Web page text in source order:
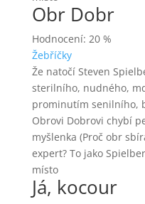
Obr Dobr
Hodnocení: 20 %
Žebříčky
Že natočí Steven
sterilního, nudného,
prominutím senilního,
Obrovi Dobrovi chybí
myšlenka (Proč obr
expert? To jako
místo
Já, kocour